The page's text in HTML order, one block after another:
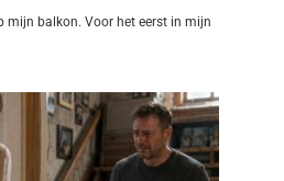
mijn balkon. Voor het eerst in mijn